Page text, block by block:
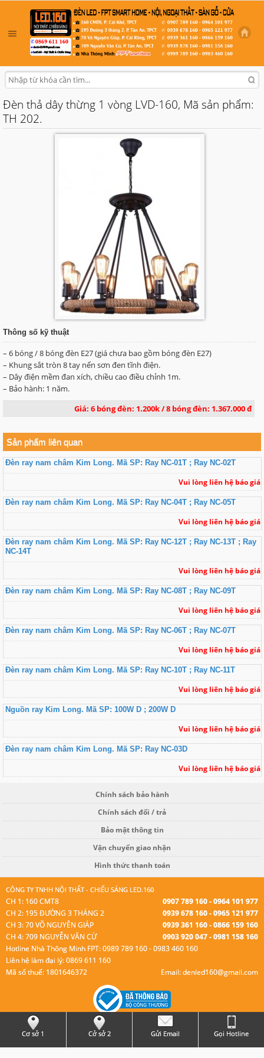
Đèn thả dây thừng 1 vòng LVD-160, Mã sản phẩm:
TH 202.
Thông số kỹ thuật
– 6 bóng / 8 bóng đèn E27 (giá chưa bao gồm bóng đèn E27)
– Khung sắt tròn 8 tay nến sơn đen tĩnh điện.
– Dây điện mềm đan xích, chiều cao điều chỉnh 1m.
– Bảo hành: 1 năm.
Giá: 6 bóng đèn: 1.200k / 8 bóng đèn: 1.367.000 đ
Sản phẩm liên quan
Đèn ray nam châm Kim Long. Mã SP: Ray NC-01T ; Ray NC-02T
Vui lòng liên hệ báo giá
Đèn ray nam châm Kim Long. Mã SP: Ray NC-04T ; Ray NC-05T
Vui lòng liên hệ báo giá
Đèn ray nam châm Kim Long. Mã SP: Ray NC-12T ; Ray NC-13T ; Ray
NC-14T
Vui lòng liên hệ báo giá
Đèn ray nam châm Kim Long. Mã SP: Ray NC-08T ; Ray NC-09T
Vui lòng liên hệ báo giá
Đèn ray nam châm Kim Long. Mã SP: Ray NC-06T ; Ray NC-07T
Vui lòng liên hệ báo giá
Đèn ray nam châm Kim Long. Mã SP: Ray NC-10T ; Ray NC-11T
Vui lòng liên hệ báo giá
Nguồn ray Kim Long. Mã SP: 100W D ; 200W D
Vui lòng liên hệ báo giá
Đèn ray nam châm Kim Long. Mã SP: Ray NC-03D
Vui lòng liên hệ báo giá
Chính sách bảo hành
Chính sách đổi / trả
Bảo mật thông tin
Vận chuyển giao nhận
Hình thức thanh toán
CÔNG TY TNHH NỘI THẤT - CHIẾU SÁNG LED.160
CH 1: 160 CMT8
0907 789 160 - 0964 101 977
CH 2: 195 ĐƯỜNG 3 THÁNG 2
0939 678 160 - 0965 121 977
CH 3: 70 VÕ NGUYÊN GIÁP
0939 361 160 - 0866 159 160
CH 4: 709 NGUYỄN VĂN CỪ
0903 920 047 - 0981 158 160
Hotline Nhà Thông Minh FPT: 0989 789 160 - 0983 460 160
Liên hệ làm đại lý: 0869 611 160
Mã số thuế: 1801646372
Email: denled160@gmail.com
© Bản quyền thuộc Led 160.
Cơ sở 1
Cở sở 2 Gửi Email Gọi Hotline